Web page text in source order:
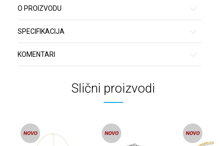
O PROIZVODU
SPECIFIKACIJA
KOMENTARI
Slični proizvodi